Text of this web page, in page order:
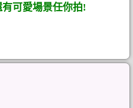
可愛場景任你拍!